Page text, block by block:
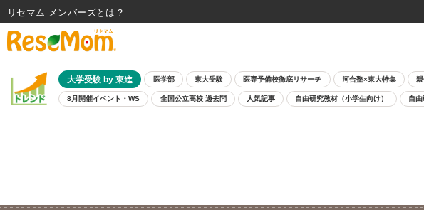
大学受験 by 東進 医学部 東大受験 医専予備校徹底リサーチ 河合塾×東大特集
8月開催イベント・WS 全国公立高校 過去問 人気記事 自由研究教材（小学生向け） 自由
リセマム メンバーズ